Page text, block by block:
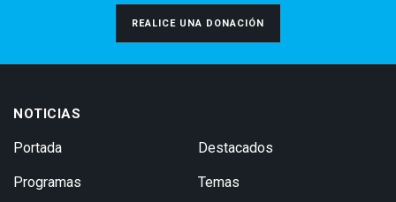
REALICE UNA DONACIÓN
NOTICIAS
Portada
Programas
Destacados
Temas